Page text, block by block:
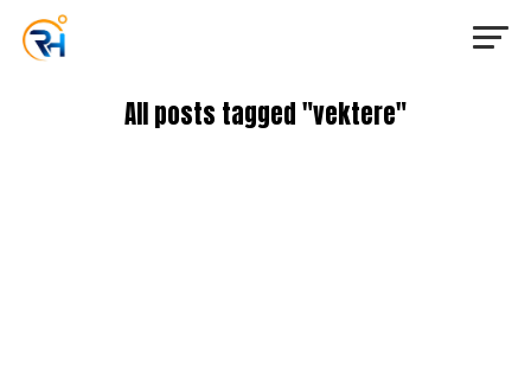
All posts tagged "vektere"